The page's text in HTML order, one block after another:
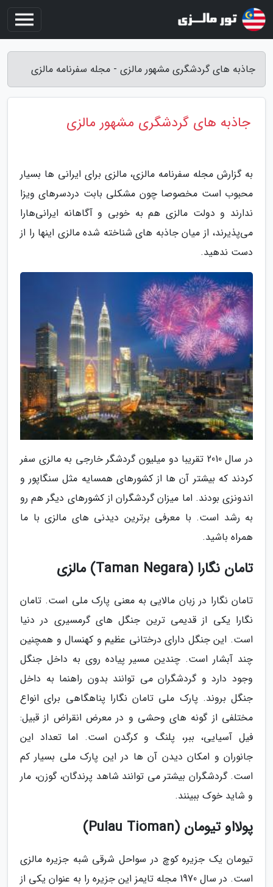
جاذبه های گردشگری مشهور مالزی - مجله سفرنامه مالزی
جاذبه های گردشگری مشهور مالزی
به گزارش مجله سفرنامه مالزی، مالزی برای ایرانی ها بسیار
محبوب است مخصوصا چون مشکلی بابت دردسرهای ویزا
ندارند و دولت مالزی هم به خوبی و آگاهانه ایرانی‌هارا
می‌پذیرند، از میان جاذبه های شناخته شده مالزی اینها را از
دست ندهید.
در سال 2010 تقریبا دو میلیون گردشگر خارجی به مالزی سفر
کردند که بیشتر آن ها از کشورهای همسایه مثل سنگاپور و
اندونزی بودند. اما میزان گردشگران از کشورهای دیگر هم رو
به رشد است. با معرفی برترین دیدنی های مالزی با ما
همراه باشید.
تامان نگارا (Taman Negara) مالزی
تامان نگارا در زبان مالایی به معنی پارک ملی است. تامان
نگارا یکی از قدیمی ترین جنگل های گرمسیری در دنیا
است. این جنگل دارای درختانی عظیم و کهنسال و همچنین
چند آبشار است. چندین مسیر پیاده روی به داخل جنگل
وجود دارد و گردشگران می توانند بدون راهنما به داخل
جنگل بروند. پارک ملی تامان نگارا پناهگاهی برای انواع
مختلفی از گونه های وحشی و در معرض انقراض از قبیل:
فیل آسیایی، ببر، پلنگ و کرگدن است. اما تعداد این
جانوران و امکان دیدن آن ها در این پارک ملی بسیار کم
است. گردشگران بیشتر می توانند شاهد پرندگان، گوزن، مار
و شاید خوک ببینند.
پولااو تیومان (Pulau Tioman)
تیومان یک جزیره کوچ در سواحل شرقی شبه جزیره مالزی
است. در سال 1970 مجله تایمز این جزیره را به عنوان یکی از